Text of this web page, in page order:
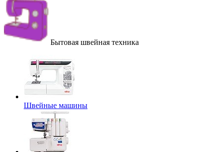
Бытовая швейная техника
Швейные машины